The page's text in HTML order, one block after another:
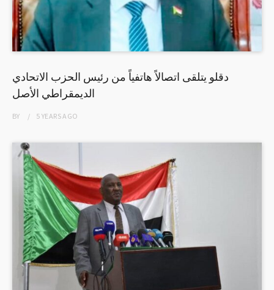
دقلو يتلقى اتصالاً هاتفياً من رئيس الحزب الاتحادي
الديمقراطي الأصل
BY 5 YEARSAGO